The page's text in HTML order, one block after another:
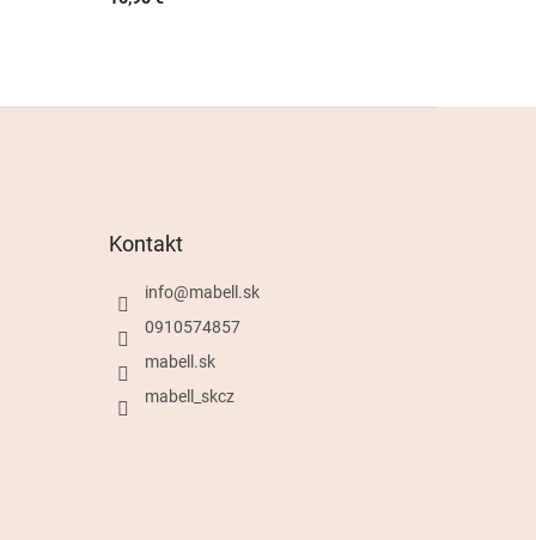
Kontakt
info@mabell.sk
0910574857
mabell.sk
mabell_skcz